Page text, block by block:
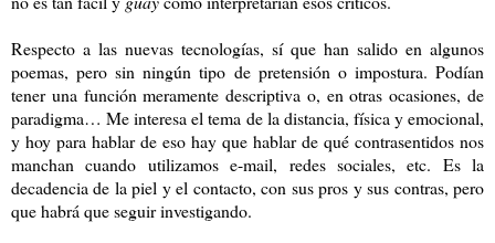
Respecto a las nuevas tecnologías, sí que han salido en algunos
poemas, pero sin ningún tipo de pretensión o impostura. Podían
tener una función meramente descriptiva o, en otras ocasiones, de
paradigma… Me interesa el tema de la distancia, física y emocional,
y hoy para hablar de eso hay que hablar de qué contrasentidos nos
manchan cuando utilizamos e-mail, redes sociales, etc. Es la
decadencia de la piel y el contacto, con sus pros y sus contras, pero
que habrá que seguir investigando.